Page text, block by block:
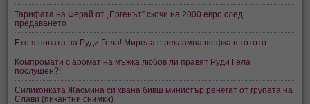
Тарифата на Ферай от „Ергенът” скочи на 2000 евро след
предаването
Ето я новата на Руди Гела! Мирела е рекламна шефка в тотото
Компромати с аромат на мъжка любов ли правят Руди Гела
послушен?!
Силиконката Жасмина си хвана бивш министър ренегат от групата на
Слави (пикантни снимки)